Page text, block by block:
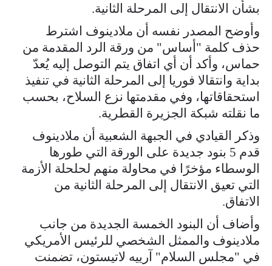
بشأن الانتقال إلى المرحلة الثانية.
وأوضح المصدر نفسه أن ملادينوف اشترط
حذف كلمة "أساس" من ورقة الرد المقدمة من
حماس، وأكد أن أي اتفاق يتم التوصل إليه يُعدّ
بداية وانتقالا فوريا إلى المرحلة الثانية في تنفيذ
استحقاقاتها، وفي مقدمتها نزع السلاح، بحسب
ما نقلته شبكة الجزيرة القطرية.
وذكر القيادي في الجبهة الشعبية أن ملادينوف
قدم 5 بنود جديدة على الورقة التي طورها
الوسطاء مؤخرًا في محاولة منهم لحلحلة الأزمة
التي تعيق الانتقال إلى المرحلة الثانية من
الاتفاق.
وأضاف أن البنود الخمسة الجديدة من جانب
ملادينوف والممثل الشخصي للرئيس الأمريكي
في "مجلس السلام" آرييه لاتيستون، تضمنت